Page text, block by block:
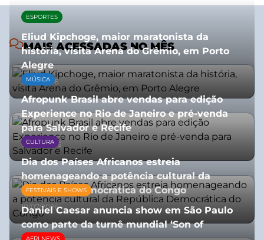
MAIS ACESSADAS NO MÊS
ESPORTES
Eliud Kipchoge, maior maratonista da
história, visita Arena do Grêmio, em Porto
Alegre
10/07/2026
MÚSICA
Afropunk Brasil abre vendas para edição
Experience no Rio de Janeiro e pré-venda
para Salvador e Recife
03/08/2026
CULTURA
Dia dos Países Africanos estreia
homenageando a potência cultural da
República Democrática do Congo
10/07/2026
FESTIVAIS E SHOWS
Daniel Caesar anuncia show em São Paulo
como parte da turnê mundial ‘Son of
AFRI NEWS